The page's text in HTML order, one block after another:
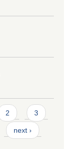
2 3
next ›